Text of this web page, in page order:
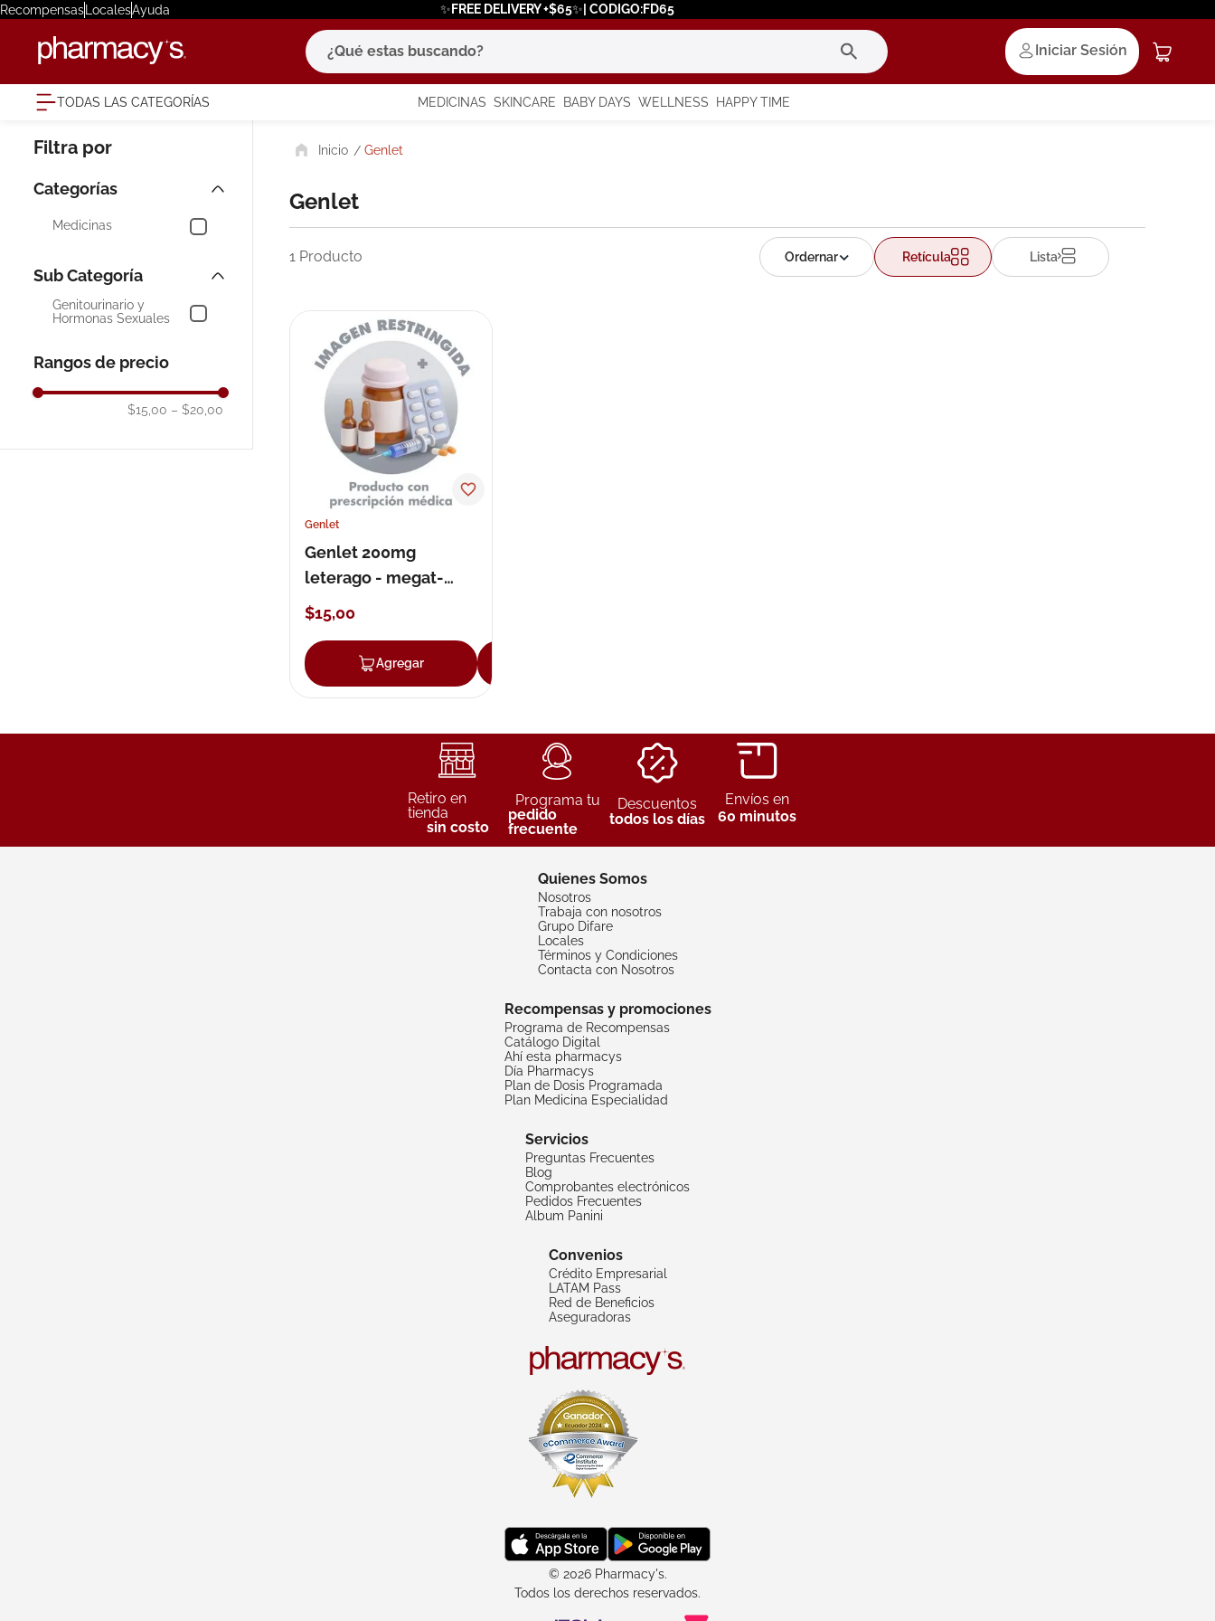
RecompensasLocalesAyuda ✨FREE DELIVERY +$65✨| CODIGO:FD65
¿Qué estas buscando?
Iniciar Sesión
TODAS LAS CATEGORÍAS MEDICINAS SKINCARE BABY DAYS WELLNESS HAPPY TIME
Medicinas
Genitourinario y
Hormonas Sexuales
Rangos de precio
$15,00 – $20,00
Genlet
Genlet
1 Producto Retícula Lista
Genlet
Genlet 200mg
leterago - megat-
pharmaceutical
$15,00
Agregar
Retiro en
tienda
sin costo
Programa tu
pedido
frecuente
Descuentos
todos los días
Envíos en
60 minutos
Quienes Somos
Nosotros
Trabaja con nosotros
Grupo Difare
Locales
Términos y Condiciones
Contacta con Nosotros
Recompensas y promociones
Programa de Recompensas
Catálogo Digital
Ahí esta pharmacys
Día Pharmacys
Plan de Dosis Programada
Plan Medicina Especialidad
Servicios
Preguntas Frecuentes
Blog
Comprobantes electrónicos
Pedidos Frecuentes
Album Panini
Convenios
Crédito Empresarial
LATAM Pass
Red de Beneficios
Aseguradoras
© 2026 Pharmacy's.
Todos los derechos reservados.
términos más buscados
1. eucerin
6. degraler
7. isdin
roche posay
9. nivea
pañales